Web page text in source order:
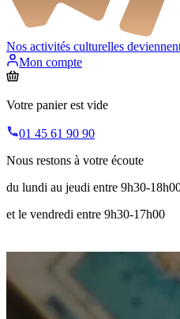
Nos activités culturelles
Mon compte
Votre panier est vide
01 45 61 90 90
Nous restons à votre écoute
du lundi au jeudi entre 9h30-
et le vendredi entre 9h30-17h00